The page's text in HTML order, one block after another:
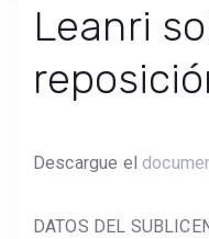
Leanri
Descargue el
DATOS DEL